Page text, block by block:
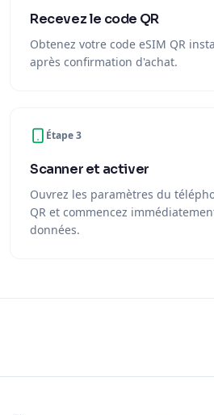
Recevez le code QR
Obtenez votre code eSIM QR
après confirmation d'achat.
Étape 3
Scanner et activer
Ouvrez les paramètres du
QR et commencez
données.